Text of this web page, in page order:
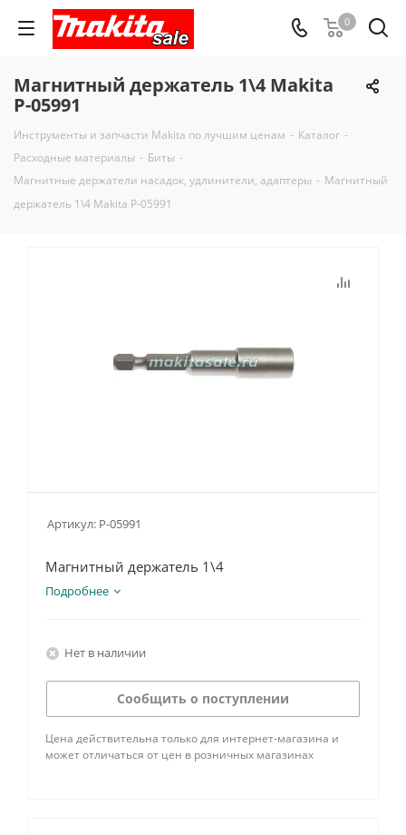
0
Магнитный держатель 1\4 Makita
P-05991
Инструменты и запчасти Makita по лучшим ценам - Каталог -
Расходные материалы - Биты -
Магнитные держатели насадок, удлинители, адаптеры - Магнитный
держатель 1\4 Makita P-05991
Артикул: P-05991
Магнитный держатель 1\4
Подробнее
Нет в наличии
Сообщить о поступлении
Цена действительна только для интернет-магазина и
может отличаться от цен в розничных магазинах